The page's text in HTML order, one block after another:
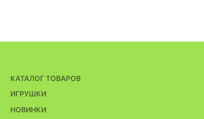
КАТАЛОГ ТОВАРОВ
ИГРУШКИ
НОВИНКИ